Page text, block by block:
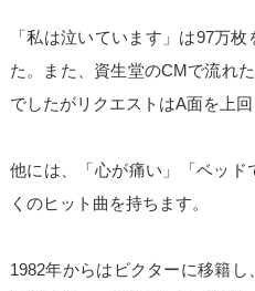
「私は泣いています」は97万
た。また、資生堂のCMで流れ
でしたがリクエストはA面を上回
他には、「心が痛い」「ベッ
くのヒット曲を持ちます。
1982年からはビクターに移籍